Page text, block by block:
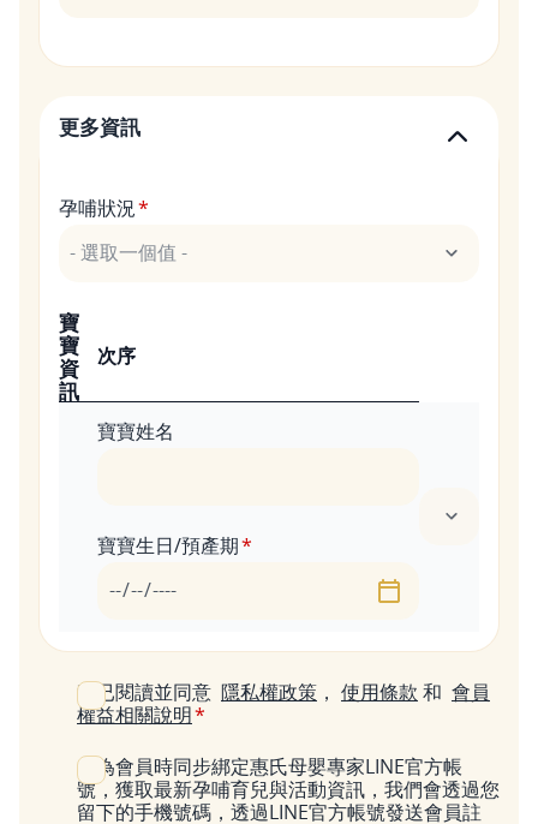
更多資訊
孕哺狀況
寶
寶
資
訊
次序
寶寶姓名
寶寶生日/預產期
我已閱讀並同意 隱私權政策 ， 使用條款 和 會員
權益相關說明
成為會員時同步綁定惠氏母嬰專家LINE官方帳
號，獲取最新孕哺育兒與活動資訊，我們會透過您
留下的手機號碼，透過LINE官方帳號發送會員註